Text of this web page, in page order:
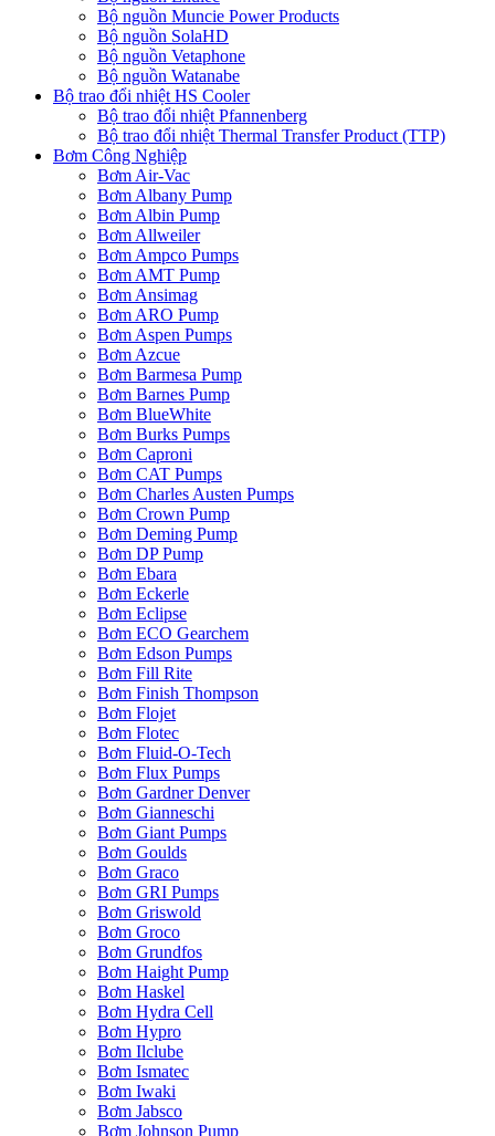
Bộ nguồn Muncie Power Products
Bộ nguồn SolaHD
Bộ nguồn Vetaphone
Bộ nguồn Watanabe
Bộ trao đổi nhiệt HS Cooler
Bộ trao đổi nhiệt Pfannenberg
Bộ trao đổi nhiệt Thermal Transfer Product (TTP)
Bơm Công Nghiệp
Bơm Air-Vac
Bơm Albany Pump
Bơm Albin Pump
Bơm Allweiler
Bơm Ampco Pumps
Bơm AMT Pump
Bơm Ansimag
Bơm ARO Pump
Bơm Aspen Pumps
Bơm Azcue
Bơm Barmesa Pump
Bơm Barnes Pump
Bơm BlueWhite
Bơm Burks Pumps
Bơm Caproni
Bơm CAT Pumps
Bơm Charles Austen Pumps
Bơm Crown Pump
Bơm Deming Pump
Bơm DP Pump
Bơm Ebara
Bơm Eckerle
Bơm Eclipse
Bơm ECO Gearchem
Bơm Edson Pumps
Bơm Fill Rite
Bơm Finish Thompson
Bơm Flojet
Bơm Flotec
Bơm Fluid-O-Tech
Bơm Flux Pumps
Bơm Gardner Denver
Bơm Gianneschi
Bơm Giant Pumps
Bơm Goulds
Bơm Graco
Bơm GRI Pumps
Bơm Griswold
Bơm Groco
Bơm Grundfos
Bơm Haight Pump
Bơm Haskel
Bơm Hydra Cell
Bơm Hypro
Bơm Ilclube
Bơm Ismatec
Bơm Iwaki
Bơm Jabsco
Bơm Johnson Pump